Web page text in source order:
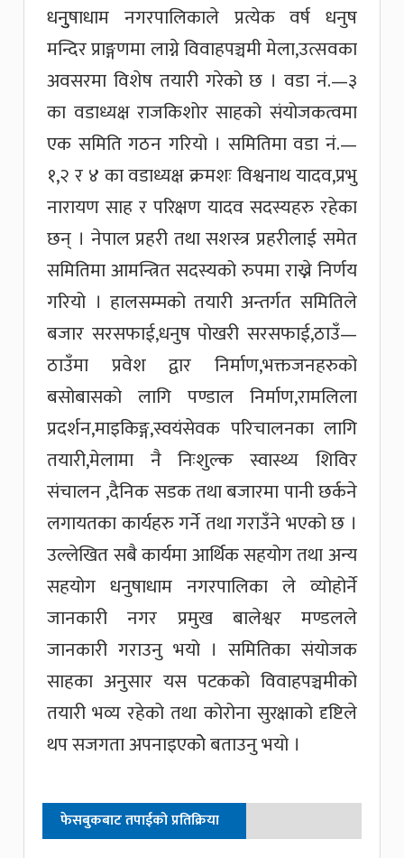
धनुुषाधाम नगरपालिकाले प्रत्येक वर्ष धनुष
मन्दिर प्राङ्गणमा लाग्ने विवाहपञ्चमी मेला,उत्सवका
अवसरमा विशेष तयारी गरेको छ । वडा नं.—३
का वडाध्यक्ष राजकिशोर साहको संयोजकत्वमा
एक समिति गठन गरियो । समितिमा वडा नं.—
१,२ र ४ का वडाध्यक्ष क्रमशः विश्वनाथ यादव,प्रभु
नारायण साह र परिक्षण यादव सदस्यहरु रहेका
छन् । नेपाल प्रहरी तथा सशस्त्र प्रहरीलाई समेत
समितिमा आमन्त्रित सदस्यको रुपमा राख्ने निर्णय
गरियो । हालसम्मको तयारी अन्तर्गत समितिले
बजार सरसफाई,धनुष पोखरी सरसफाई,ठाउँ—
ठाउँमा प्रवेश द्वार निर्माण,भक्तजनहरुको
बसोबासको लागि पण्डाल निर्माण,रामलिला
प्रदर्शन,माइकिङ्ग,स्वयंसेवक परिचालनका लागि
तयारी,मेलामा नै निःशुल्क स्वास्थ्य शिविर
संचालन ,दैनिक सडक तथा बजारमा पानी छर्कने
लगायतका कार्यहरु गर्ने तथा गराउँने भएको छ ।
उल्लेखित सबै कार्यमा आर्थिक सहयोग तथा अन्य
सहयोग धनुषाधाम नगरपालिका ले व्योहोर्ने
जानकारी नगर प्रमुख बालेश्वर मण्डलले
जानकारी गराउनु भयो । समितिका संयोजक
साहका अनुसार यस पटकको विवाहपञ्चमीको
तयारी भव्य रहेको तथा कोरोना सुरक्षाको दृष्टिले
थप सजगता अपनाइएकोे बताउनु भयो ।
फेसबुकबाट तपाईको प्रतिक्रिया